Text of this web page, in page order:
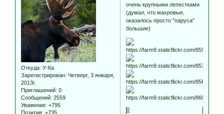
Откуда: У-Ка
Зарегистрирован: Четверг, 3 января,
2013г.
Приглашений: 0
Сообщений: 2559
Уважение: +795
Позитив: +735
очень крупными лепестками
(думал, что махровые,
оказалось просто "паруса"
большие)
0